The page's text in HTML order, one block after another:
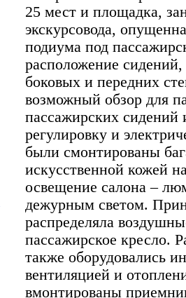
25 мест и площадка,
экскурсовода,
подиума под
расположение
боковых и передних
возможный обзор для
пассажирских
регулировку и
были смонтированы
искусственной кожей
освещение салона –
дежурным светом.
распределяла
пассажирское кресло.
также оборудовались
вентиляцией и
вмонтированы